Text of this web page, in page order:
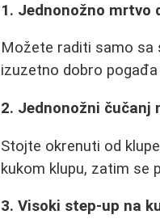
1. Jednonožno mrtvo
Možete raditi samo sa
izuzetno dobro
2. Jednonožni čučanj
Stojte okrenuti od
kukom klupu, zatim se
3. Visoki step-up na